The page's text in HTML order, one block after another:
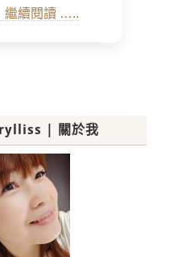
繼續閱讀 …..
| 關於我